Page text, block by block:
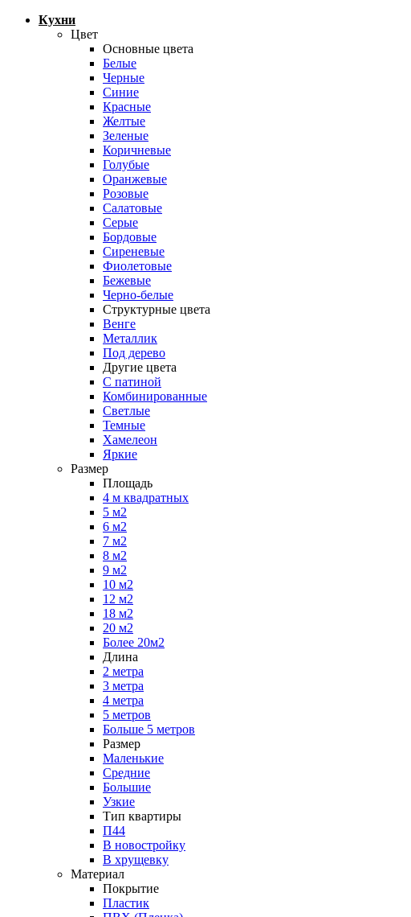
Кухни
Цвет
Основные цвета
Белые
Черные
Синие
Красные
Желтые
Зеленые
Коричневые
Голубые
Оранжевые
Розовые
Салатовые
Серые
Бордовые
Сиреневые
Фиолетовые
Бежевые
Черно-белые
Структурные цвета
Венге
Металлик
Под дерево
Другие цвета
С патиной
Комбинированные
Светлые
Темные
Хамелеон
Яркие
Размер
Площадь
4 м квадратных
5 м2
6 м2
7 м2
8 м2
9 м2
10 м2
12 м2
18 м2
20 м2
Более 20м2
Длина
2 метра
3 метра
4 метра
5 метров
Больше 5 метров
Размер
Маленькие
Средние
Большие
Узкие
Тип квартиры
П44
В новостройку
В хрущевку
Материал
Покрытие
Пластик